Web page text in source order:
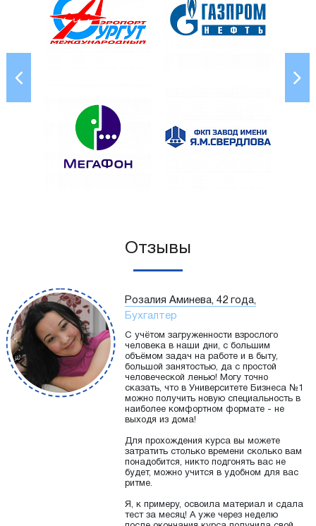
Отзывы
Розалия Аминева, 42 года,
Бухгалтер
С учётом загруженности взрослого
человека в наши дни, с большим
объёмом задач на работе и в быту,
большой занятостью, да с простой
человеческой ленью! Могу точно
сказать, что в Университете Бизнеса №1
можно получить новую специальность в
наиболее комфортном формате - не
выходя из дома!
Для прохождения курса вы можете
затратить столько времени сколько вам
понадобится, никто подгонять вас не
будет, можно учится в удобном для вас
ритме.
Я, к примеру, освоила материал и сдала
тест за месяц! А уже через неделю